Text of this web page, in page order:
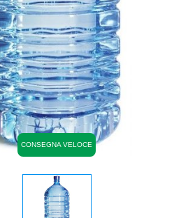
CONSEGNA VELOCE